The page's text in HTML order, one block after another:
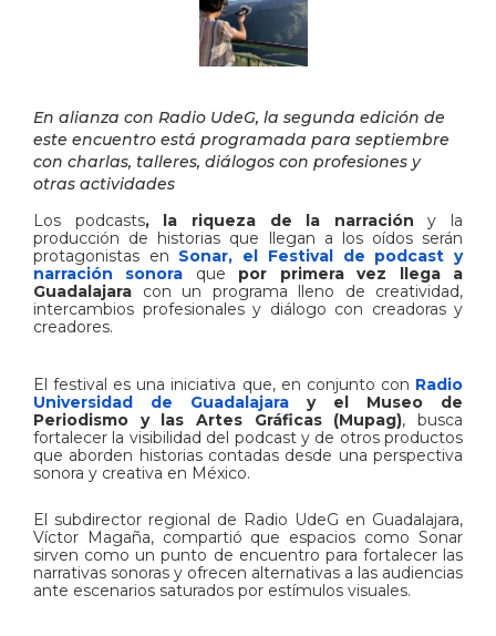
En alianza con Radio UdeG, la segunda edición de
este encuentro está programada para septiembre
con charlas, talleres, diálogos con profesiones y
otras actividades
Los podcasts, la riqueza de la narración y la
producción de historias que llegan a los oídos serán
protagonistas en Sonar, el Festival de podcast y
narración sonora que por primera vez llega a
Guadalajara con un programa lleno de creatividad,
intercambios profesionales y diálogo con creadoras y
creadores.
El festival es una iniciativa que, en conjunto con Radio
Universidad de Guadalajara y el Museo de
Periodismo y las Artes Gráficas (Mupag), busca
fortalecer la visibilidad del podcast y de otros productos
que aborden historias contadas desde una perspectiva
sonora y creativa en México.
El subdirector regional de Radio UdeG en Guadalajara,
Víctor Magaña, compartió que espacios como Sonar
sirven como un punto de encuentro para fortalecer las
narrativas sonoras y ofrecen alternativas a las audiencias
ante escenarios saturados por estímulos visuales.